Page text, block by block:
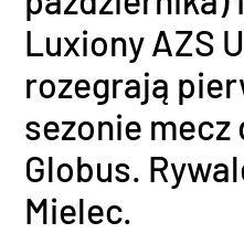
Luxiony AZS
rozegrają
sezonie mecz
Globus.
Mielec.